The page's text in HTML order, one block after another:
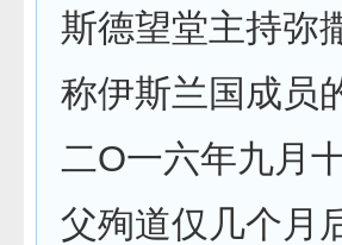
斯德望堂主持弥
称伊斯兰国成员
二O一六年九月
父殉道仅几个月